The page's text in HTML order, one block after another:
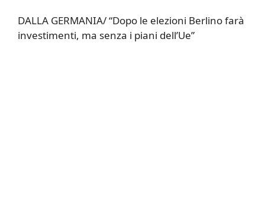
DALLA GERMANIA/ “Dopo le elezioni Berlino farà
investimenti, ma senza i piani dell’Ue”